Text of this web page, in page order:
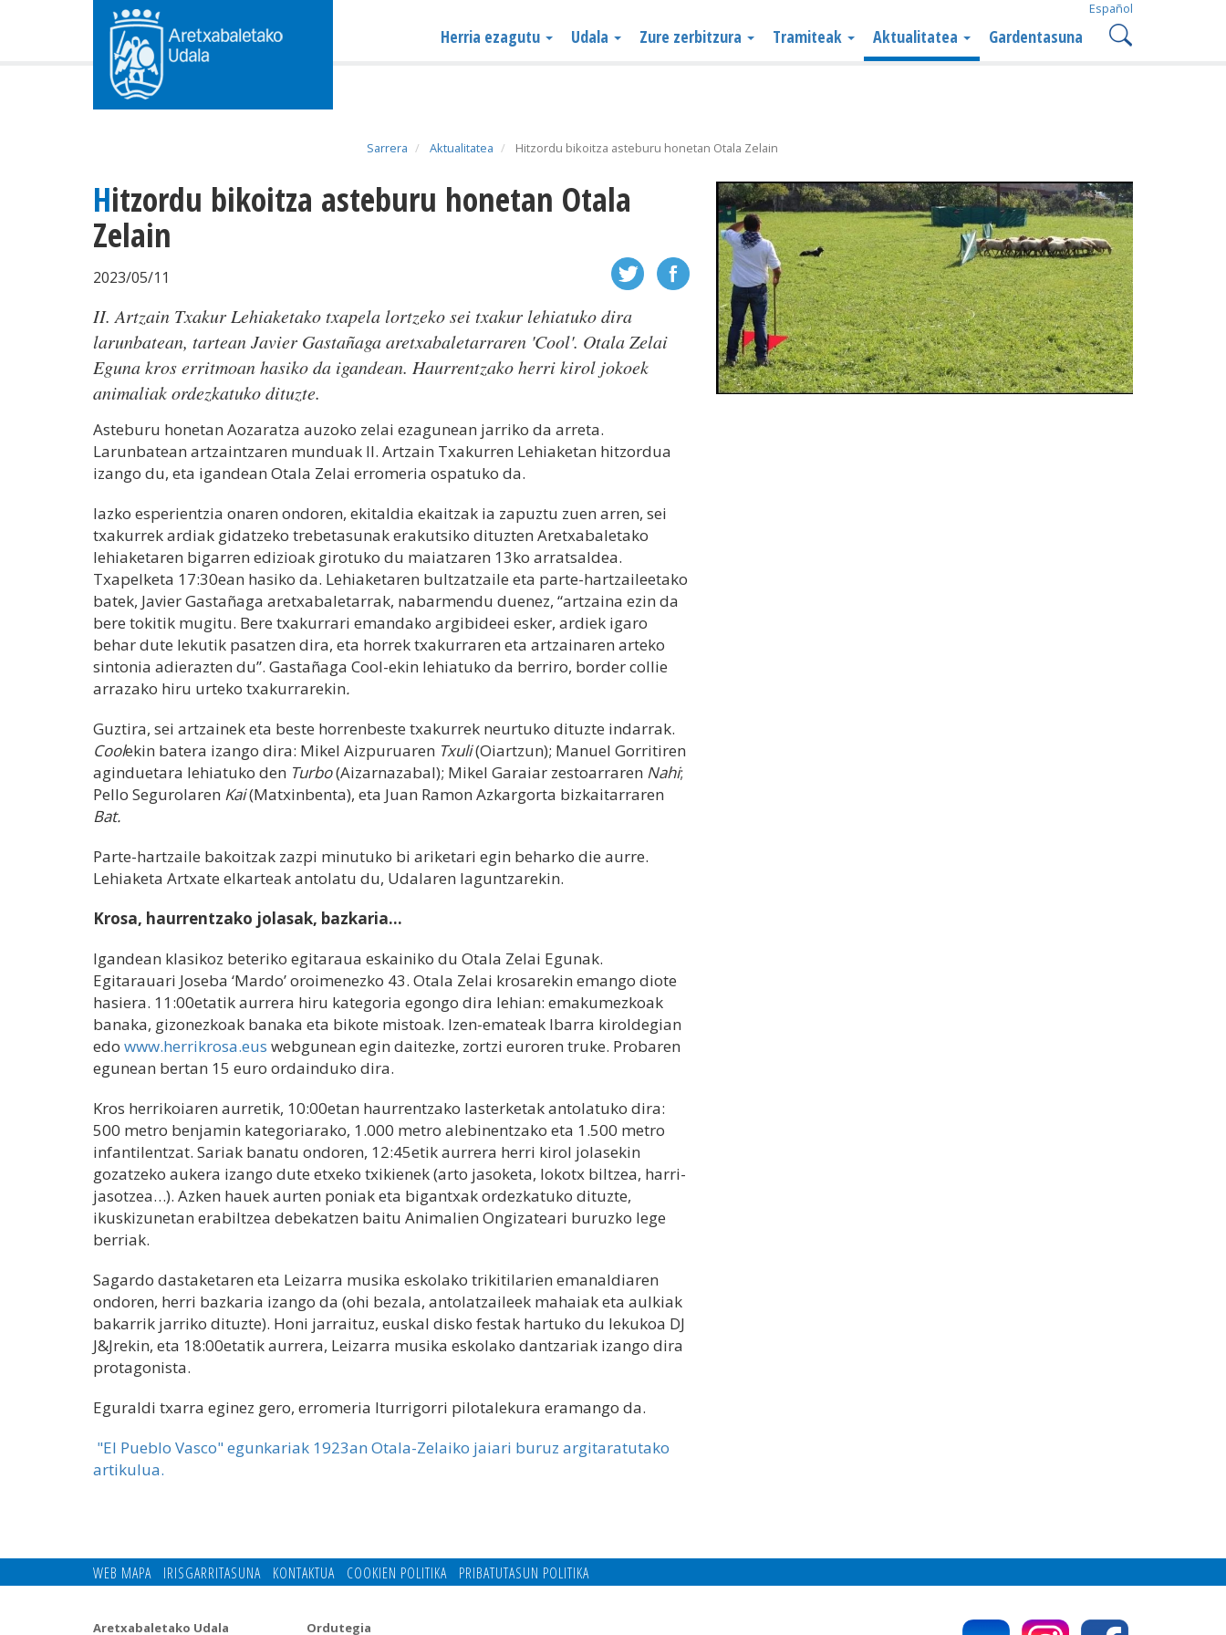
Español
Herria ezagutu Udala Zure zerbitzura Tramiteak Aktualitatea Gardentasuna
Sarrera Aktualitatea Hitzordu bikoitza asteburu honetan Otala Zelain
Hitzordu bikoitza asteburu honetan Otala
Zelain
2023/05/11
II. Artzain Txakur Lehiaketako txapela lortzeko sei txakur lehiatuko dira
larunbatean, tartean Javier Gastañaga aretxabaletarraren 'Cool'. Otala Zelai
Eguna kros erritmoan hasiko da igandean. Haurrentzako herri kirol jokoek
animaliak ordezkatuko dituzte.
Asteburu honetan Aozaratza auzoko zelai ezagunean jarriko da arreta.
Larunbatean artzaintzaren munduak II. Artzain Txakurren Lehiaketan hitzordua
izango du, eta igandean Otala Zelai erromeria ospatuko da.
Iazko esperientzia onaren ondoren, ekitaldia ekaitzak ia zapuztu zuen arren, sei
txakurrek ardiak gidatzeko trebetasunak erakutsiko dituzten Aretxabaletako
lehiaketaren bigarren edizioak girotuko du maiatzaren 13ko arratsaldea.
Txapelketa 17:30ean hasiko da. Lehiaketaren bultzatzaile eta parte-hartzaileetako
batek, Javier Gastañaga aretxabaletarrak, nabarmendu duenez, “artzaina ezin da
bere tokitik mugitu. Bere txakurrari emandako argibideei esker, ardiek igaro
behar dute lekutik pasatzen dira, eta horrek txakurraren eta artzainaren arteko
sintonia adierazten du”. Gastañaga Cool-ekin lehiatuko da berriro, border collie
arrazako hiru urteko txakurrarekin.
Guztira, sei artzainek eta beste horrenbeste txakurrek neurtuko dituzte indarrak.
Coolekin batera izango dira: Mikel Aizpuruaren Txuli(Oiartzun); Manuel Gorritiren
aginduetara lehiatuko den Turbo(Aizarnazabal); Mikel Garaiar zestoarraren Nahi;
Pello Segurolaren Kai(Matxinbenta), eta Juan Ramon Azkargorta bizkaitarraren
Bat.
Parte-hartzaile bakoitzak zazpi minutuko bi ariketari egin beharko die aurre.
Lehiaketa Artxate elkarteak antolatu du, Udalaren laguntzarekin.
Krosa, haurrentzako jolasak, bazkaria…
Igandean klasikoz beteriko egitaraua eskainiko du Otala Zelai Egunak.
Egitarauari Joseba ‘Mardo’ oroimenezko 43. Otala Zelai krosarekin emango diote
hasiera. 11:00etatik aurrera hiru kategoria egongo dira lehian: emakumezkoak
banaka, gizonezkoak banaka eta bikote mistoak. Izen-emateak Ibarra kiroldegian
edo www.herrikrosa.eus webgunean egin daitezke, zortzi euroren truke. Probaren
egunean bertan 15 euro ordainduko dira.
Kros herrikoiaren aurretik, 10:00etan haurrentzako lasterketak antolatuko dira:
500 metro benjamin kategoriarako, 1.000 metro alebinentzako eta 1.500 metro
infantilentzat. Sariak banatu ondoren, 12:45etik aurrera herri kirol jolasekin
gozatzeko aukera izango dute etxeko txikienek (arto jasoketa, lokotx biltzea, harri-
jasotzea…). Azken hauek aurten poniak eta bigantxak ordezkatuko dituzte,
ikuskizunetan erabiltzea debekatzen baitu Animalien Ongizateari buruzko lege
berriak.
Sagardo dastaketaren eta Leizarra musika eskolako trikitilarien emanaldiaren
ondoren, herri bazkaria izango da (ohi bezala, antolatzaileek mahaiak eta aulkiak
bakarrik jarriko dituzte). Honi jarraituz, euskal disko festak hartuko du lekukoa DJ
J&Jrekin, eta 18:00etatik aurrera, Leizarra musika eskolako dantzariak izango dira
protagonista.
Eguraldi txarra eginez gero, erromeria Iturrigorri pilotalekura eramango da.
"El Pueblo Vasco" egunkariak 1923an Otala-Zelaiko jaiari buruz argitaratutako
artikulua.
WEB MAPA IRISGARRITASUNA KONTAKTUA COOKIEN POLITIKA PRIBATUTASUN POLITIKA
Aretxabaletako Udala Ordutegia